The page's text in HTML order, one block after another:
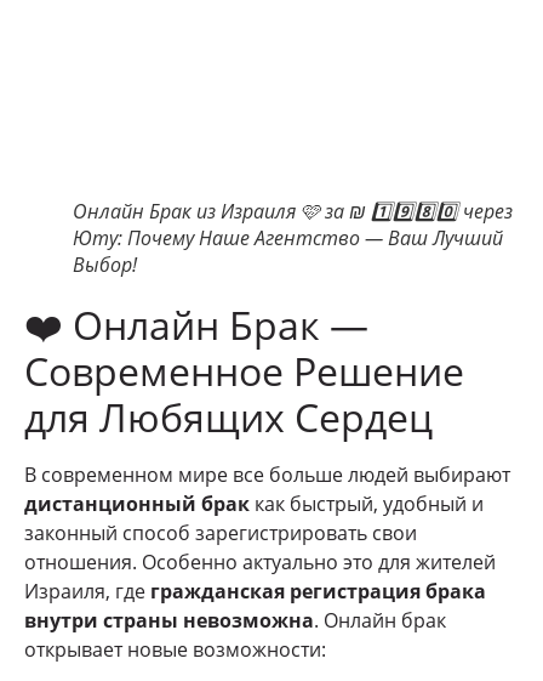
Онлайн Брак из Израиля 🩷 за ₪ 1️⃣9️⃣8️⃣0️⃣ через
Юту: Почему Наше Агентство — Ваш Лучший
Выбор!
❤️ Онлайн Брак —
Современное Решение
для Любящих Сердец
В современном мире все больше людей выбирают
дистанционный брак как быстрый, удобный и
законный способ зарегистрировать свои
отношения. Особенно актуально это для жителей
Израиля, где гражданская регистрация брака
внутри страны невозможна. Онлайн брак
открывает новые возможности: